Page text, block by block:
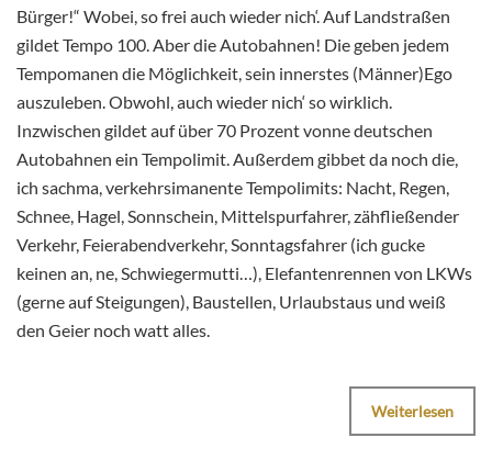
Bürger!“ Wobei, so frei auch wieder nich‘. Auf Landstraßen
gildet Tempo 100. Aber die Autobahnen! Die geben jedem
Tempomanen die Möglichkeit, sein innerstes (Männer)Ego
auszuleben. Obwohl, auch wieder nich‘ so wirklich.
Inzwischen gildet auf über 70 Prozent vonne deutschen
Autobahnen ein Tempolimit. Außerdem gibbet da noch die,
ich sachma, verkehrsimanente Tempolimits: Nacht, Regen,
Schnee, Hagel, Sonnschein, Mittelspurfahrer, zähfließender
Verkehr, Feierabendverkehr, Sonntagsfahrer (ich gucke
keinen an, ne, Schwiegermutti…), Elefantenrennen von LKWs
(gerne auf Steigungen), Baustellen, Urlaubstaus und weiß
den Geier noch watt alles.
Weiterlesen